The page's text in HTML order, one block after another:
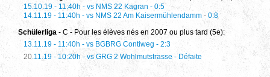
15.10.19 - 11:40h - vs NMS 22 Kagran - 0:5
14.11.19 - 11:40h - vs NMS 22 Am Kaisermühlendamm -0:8
Schülerliga - C - Pour les élèves nés en 2007 ou plus tard (5e):
13.11.19 - 11:40h - vs BGBRG Contiweg - 2:3
20.11.19 - 10:20h - vs GRG 2 Wohlmutstrasse - Défaite